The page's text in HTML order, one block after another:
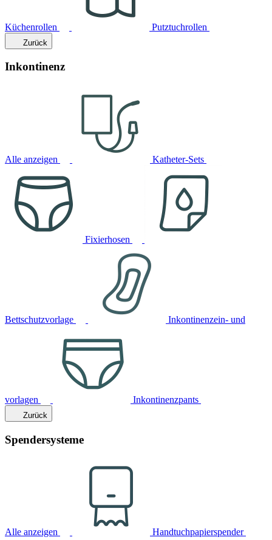
Küchenrollen Putztuchrollen
Zurück
Inkontinenz
Alle anzeigen Katheter-Sets
Fixierhosen
Bettschutzvorlage Inkontinenzein- und
vorlagen Inkontinenzpants
Zurück
Spendersysteme
Alle anzeigen Handtuchpapierspender